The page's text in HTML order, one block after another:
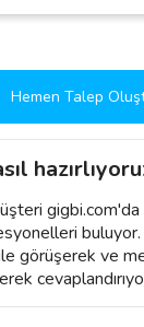
Hemen Talep
gigbi.com'da
buluyor.
görüşerek ve